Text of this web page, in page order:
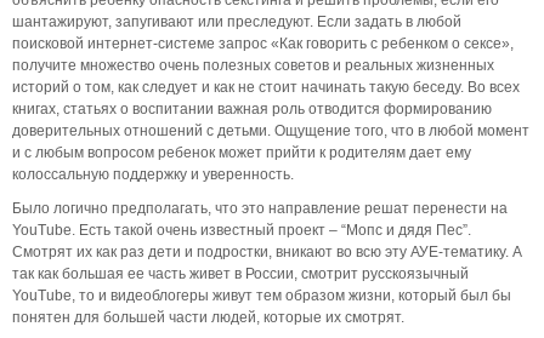
шантажируют, запугивают или преследуют. Если задать в любой
поисковой интернет-системе запрос «Как говорить с ребенком о сексе»,
получите множество очень полезных советов и реальных жизненных
историй о том, как следует и как не стоит начинать такую беседу. Во всех
книгах, статьях о воспитании важная роль отводится формированию
доверительных отношений с детьми. Ощущение того, что в любой момент
и с любым вопросом ребенок может прийти к родителям дает ему
колоссальную поддержку и уверенность.
Было логично предполагать, что это направление решат перенести на
YouTube. Есть такой очень известный проект – “Мопс и дядя Пес”.
Смотрят их как раз дети и подростки, вникают во всю эту АУЕ-тематику. А
так как большая ее часть живет в России, смотрит русскоязычный
YouTube, то и видеоблогеры живут тем образом жизни, который был бы
понятен для большей части людей, которые их смотрят.